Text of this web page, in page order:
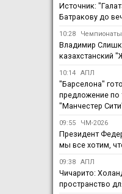
Источник:
Батракову до
10:28 Чемпионаты
Владимир
казахстанский
10:14 АПЛ
"Барселона"
предложение по
"Манчестер
09:55 ЧМ-2026
Президент
мы все хотим,
09:38 АПЛ
Чичарито:
пространство